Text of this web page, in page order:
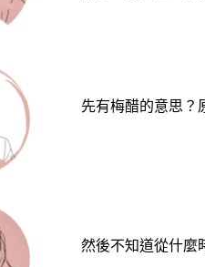
先有梅醋的意思？
然後不知道從什麼